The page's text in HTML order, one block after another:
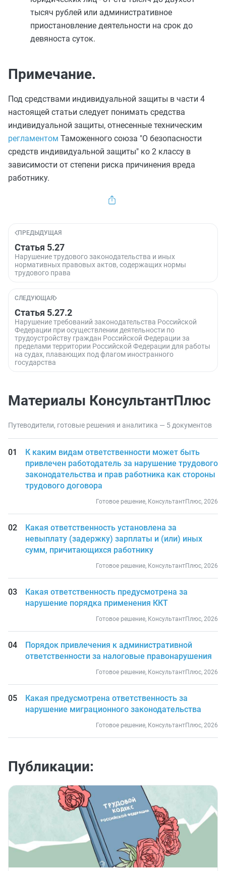
тысяч рублей или административное
приостановление деятельности на срок до
девяноста суток.
Примечание.
Под средствами индивидуальной защиты в части 4
настоящей статьи следует понимать средства
индивидуальной защиты, отнесенные техническим
регламентом Таможенного союза "О безопасности
средств индивидуальной защиты" ко 2 классу в
зависимости от степени риска причинения вреда
работнику.
ПРЕДЫДУЩАЯ
Статья 5.27
Нарушение трудового законодательства и иных
нормативных правовых актов, содержащих нормы
трудового права
СЛЕДУЮЩАЯ
Статья 5.27.2
Нарушение требований законодательства Российской
Федерации при осуществлении деятельности по
трудоустройству граждан Российской Федерации за
пределами территории Российской Федерации для работы
на судах, плавающих под флагом иностранного
государства
Материалы КонсультантПлюс
Путеводители, готовые решения и аналитика — 5 документов
К каким видам ответственности может быть
привлечен работодатель за нарушение трудового
законодательства и прав работника как стороны
трудового договора
Готовое решение, КонсультантПлюс, 2026
Какая ответственность установлена за
невыплату (задержку) зарплаты и (или) иных
сумм, причитающихся работнику
Готовое решение, КонсультантПлюс, 2026
Какая ответственность предусмотрена за
нарушение порядка применения ККТ
Готовое решение, КонсультантПлюс, 2026
Порядок привлечения к административной
ответственности за налоговые правонарушения
Готовое решение, КонсультантПлюс, 2026
Какая предусмотрена ответственность за
нарушение миграционного законодательства
Готовое решение, КонсультантПлюс, 2026
Публикации: